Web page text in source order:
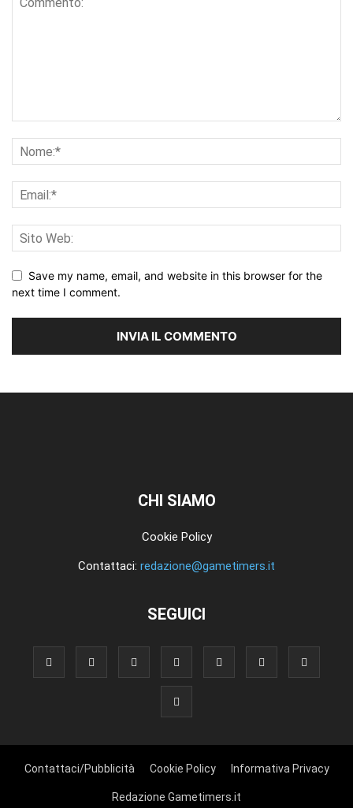
Save my name, email, and website in this browser for the
next time I comment.
CHI SIAMO
Cookie Policy
Contattaci: redazione@gametimers.it
SEGUICI
Contattaci/Pubblicità Cookie Policy Informativa Privacy
Redazione Gametimers.it